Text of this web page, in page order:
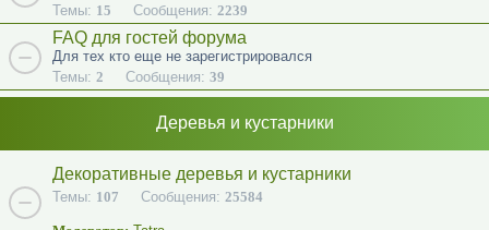
Темы: 15 Сообщения: 2239
FAQ для гостей форума
Для тех кто еще не зарегистрировался
Темы: 2 Сообщения: 39
Деревья и кустарники
Декоративные деревья и кустарники
Темы: 107 Сообщения: 25584